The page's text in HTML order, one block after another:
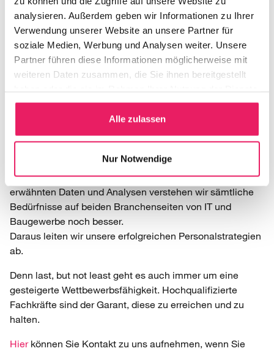
analysieren. Außerdem geben wir Informationen zu Ihrer
Verwendung unserer Website an unsere Partner für
soziale Medien, Werbung und Analysen weiter. Unsere
Partner führen diese Informationen möglicherweise mit
weiteren Daten zusammen, die Sie ihnen bereitgestellt
gesammelt haben.
Alle zulassen
Nur Notwendige
Fachkräfte für das IT- und Baugewerbe zusätzlich
steigern. Wir können so verstärkt unser Augenmerk auf
die strategische Beratung legen.
Unsere Weiterentwicklung für Ihren Erfolg.
kompromisslos dem Puls der Zeit an. Wir setzen also KI-
Tools gezielt ein, um unsere Effizienz zu steigern. Durch
die Kombination unserer Erfahrung und Intuition mit den
oben angerissenen Vorteilen, können wir Fachkräfte
schneller als präziser identifizieren und letztendlich auch
für unsere Mandaten:innen gewinnen. Dank der bereits
erwähnten Daten und Analysen verstehen wir sämtliche
Bedürfnisse auf beiden Branchenseiten von IT und
Baugewerbe noch besser.
Daraus leiten wir unsere erfolgreichen Personalstrategien
ab.
Denn last, but not least geht es auch immer um eine
gesteigerte Wettbewerbsfähigkeit. Hochqualifizierte
Fachkräfte sind der Garant, diese zu erreichen und zu
halten.
Hierkönnen Sie Kontakt zu uns aufnehmen, wenn Sie